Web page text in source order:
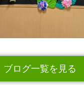
ブログ一覧を見る